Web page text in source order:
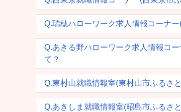
Q.瑞穂ハローワーク求人情報コーナ
Q.あきる野ハローワーク求人情報コ
て？
Q.東村山就職情報室(東村山市ふるさ
Q.あきしま就職情報室(昭島市ふるさ